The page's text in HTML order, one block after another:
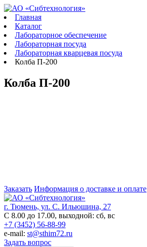
Главная
Каталог
Лабораторное обеспечение
Лабораторная посуда
Лабораторная кварцевая посуда
Колба П-200
Колба П-200
Заказать Информация о доставке и оплате
г. Тюмень, ул. С. Ильюшина, 27
С 8.00 до 17.00, выходной: сб, вс
+7 (3452) 56-88-99
e-mail: st@sthim72.ru
Задать вопрос